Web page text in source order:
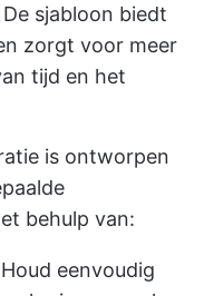
sjabloon biedt
zorgt voor meer
tijd en het
is ontworpen
behulp van:
eenvoudig